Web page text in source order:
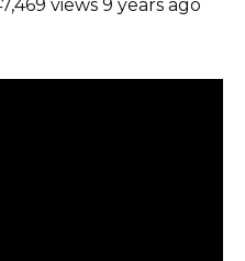
views 9 years ago